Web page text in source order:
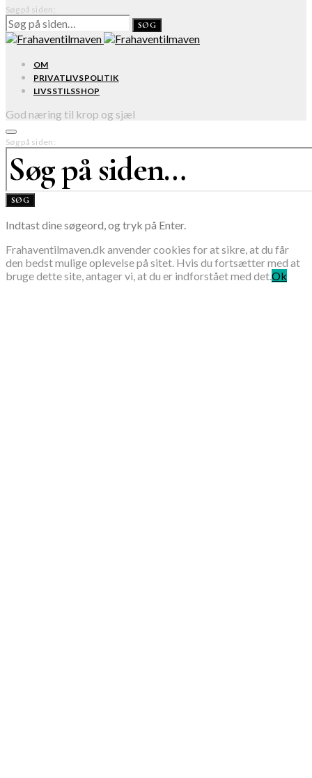
Søg på siden:
SØG
OM
PRIVATLIVSPOLITIK
LIVSSTILSSHOP
God næring til krop og sjæl
Søg på siden:
SØG
Indtast dine søgeord, og tryk på Enter.
Frahaventilmaven.dk anvender cookies for at sikre, at du får
den bedst mulige oplevelse på sitet. Hvis du fortsætter med at
bruge dette site, antager vi, at du er indforstået med det.Ok